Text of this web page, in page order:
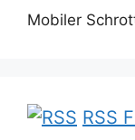
Mobiler
RSS